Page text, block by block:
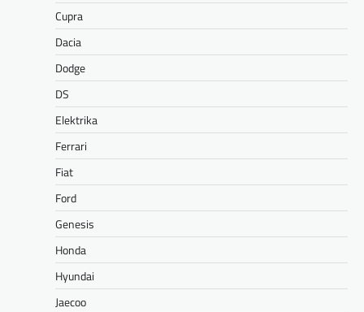
Cupra
Dacia
Dodge
DS
Elektrika
Ferrari
Fiat
Ford
Genesis
Honda
Hyundai
Jaecoo